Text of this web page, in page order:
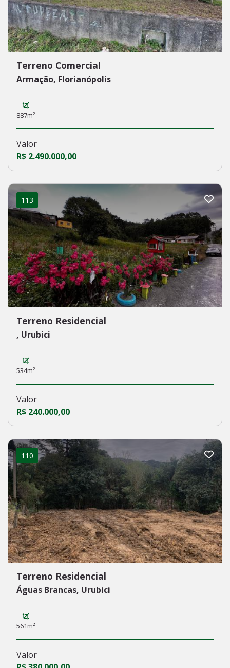
Terreno Comercial
Armação, Florianópolis
887m²
Valor
R$ 2.490.000,00
113
Terreno Residencial
, Urubici
534m²
Valor
R$ 240.000,00
110
Terreno Residencial
Águas Brancas, Urubici
561m²
Valor